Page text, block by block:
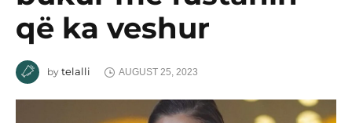
që ka veshur
by telalli AUGUST 25, 2023